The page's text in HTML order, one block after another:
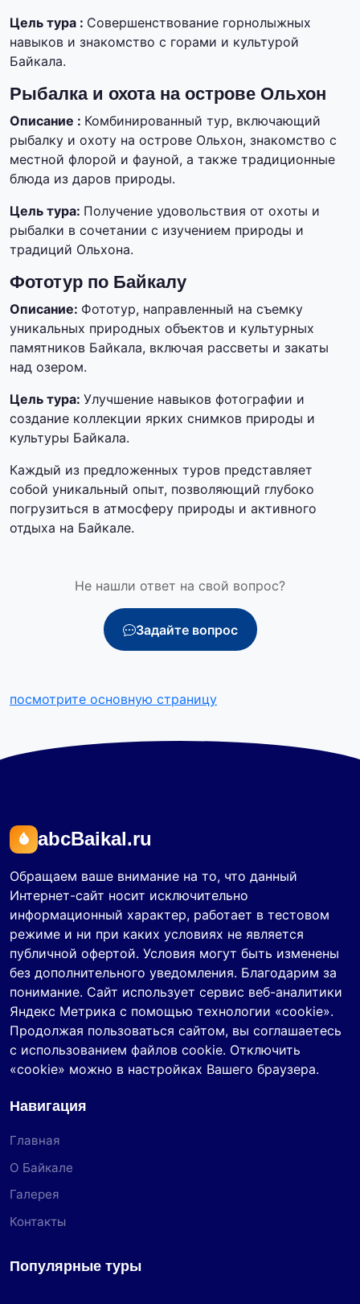
Цель тура : Совершенствование горнолыжных
навыков и знакомство с горами и культурой
Байкала.
Рыбалка и охота на острове Ольхон
Описание : Комбинированный тур, включающий
рыбалку и охоту на острове Ольхон, знакомство с
местной флорой и фауной, а также традиционные
блюда из даров природы.
Цель тура: Получение удовольствия от охоты и
рыбалки в сочетании с изучением природы и
традиций Ольхона.
Фототур по Байкалу
Описание: Фототур, направленный на съемку
уникальных природных объектов и культурных
памятников Байкала, включая рассветы и закаты
над озером.
Цель тура: Улучшение навыков фотографии и
создание коллекции ярких снимков природы и
культуры Байкала.
Каждый из предложенных туров представляет
собой уникальный опыт, позволяющий глубоко
погрузиться в атмосферу природы и активного
отдыха на Байкале.
Не нашли ответ на свой вопрос?
Задайте вопрос
посмотрите основную страницу
abcBaikal.ru
Обращаем ваше внимание на то, что данный
Интернет-сайт носит исключительно
информационный характер, работает в тестовом
режиме и ни при каких условиях не является
публичной офертой. Условия могут быть изменены
без дополнительного уведомления. Благодарим за
понимание. Сайт использует сервис веб-аналитики
Яндекс Метрика с помощью технологии «cookie».
Продолжая пользоваться сайтом, вы соглашаетесь
с использованием файлов cookie. Отключить
«cookie» можно в настройках Вашего браузера.
Навигация
Главная
О Байкале
Галерея
Контакты
Популярные туры